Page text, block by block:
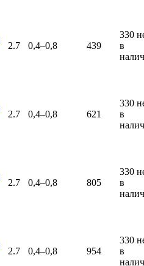
2.7 0,4–0,8 439
330
в
2.7 0,4–0,8 621
330
в
2.7 0,4–0,8 805
330
в
2.7 0,4–0,8 954
330
в